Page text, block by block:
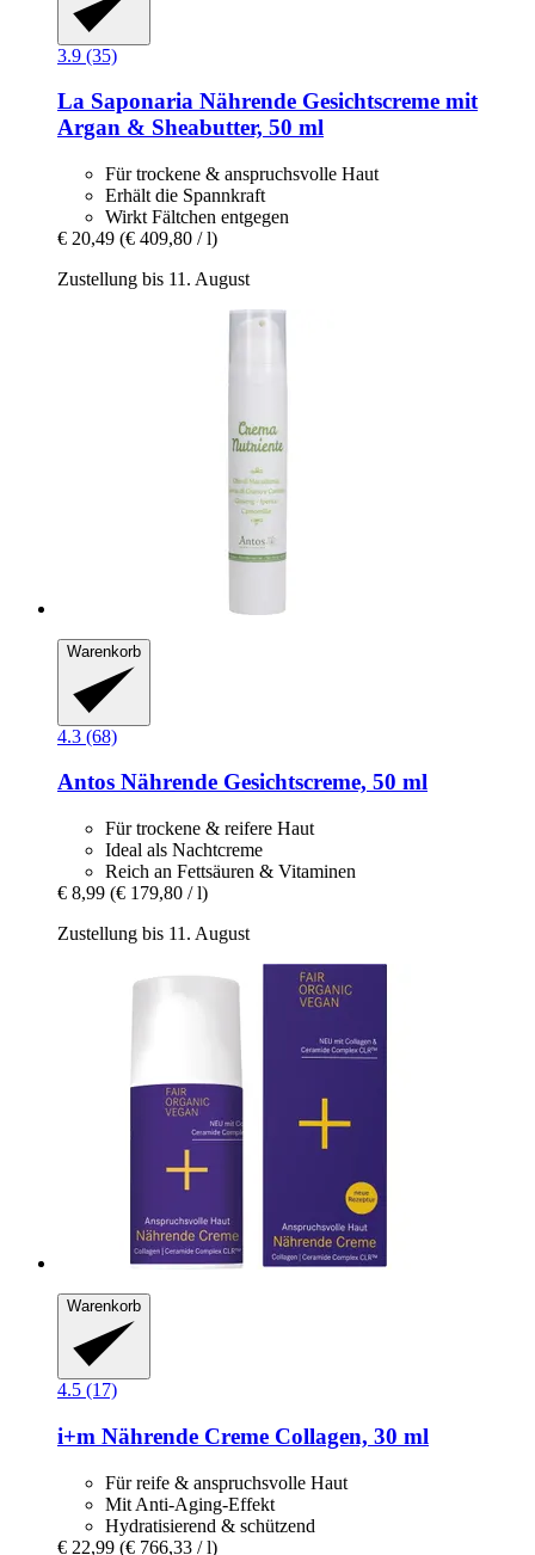
3.9 (35)
La Saponaria Nährende Gesichtscreme mit
Argan & Sheabutter, 50 ml
Für trockene & anspruchsvolle Haut
Erhält die Spannkraft
Wirkt Fältchen entgegen
€ 20,49 (€ 409,80 / l)
Zustellung bis 11. August
Warenkorb
4.3 (68)
Antos Nährende Gesichtscreme, 50 ml
Für trockene & reifere Haut
Ideal als Nachtcreme
Reich an Fettsäuren & Vitaminen
€ 8,99 (€ 179,80 / l)
Zustellung bis 11. August
Warenkorb
4.5 (17)
i+m Nährende Creme Collagen, 30 ml
Für reife & anspruchsvolle Haut
Mit Anti-Aging-Effekt
Hydratisierend & schützend
€ 22,99 (€ 766,33 / l)